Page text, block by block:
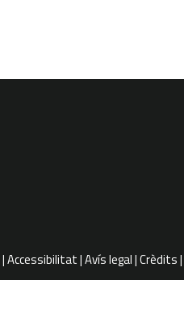
Crèdits
Avís legal
Accessibilitat